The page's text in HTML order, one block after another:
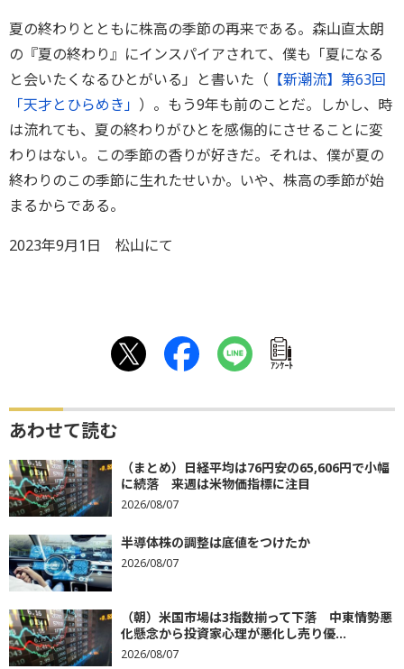
夏の終わりとともに株高の季節の再来である。森山直太朗
の『夏の終わり』にインスパイアされて、僕も「夏になる
と会いたくなるひとがいる」と書いた（ 【新潮流】第63回
「天才とひらめき」 ）。もう9年も前のことだ。しかし、時
は流れても、夏の終わりがひとを感傷的にさせることに変
わりはない。この季節の香りが好きだ。それは、僕が夏の
終わりのこの季節に生れたせいか。いや、株高の季節が始
まるからである。
2023年9月1日 松山にて
ｱﾝｹｰﾄ
あわせて読む
（まとめ）日経平均は76円安の65,606円で小幅
に続落 来週は米物価指標に注目
2026/08/07
半導体株の調整は底値をつけたか
2026/08/07
（朝）米国市場は3指数揃って下落 中東情勢悪
化懸念から投資家心理が悪化し売り優...
2026/08/07